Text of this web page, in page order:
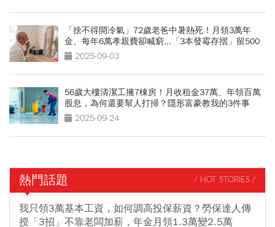
「捨不得開冷氣」72歲老爸中暑熱死！月領3萬年
金、每年6萬孝親費卻喊窮...「3本發霉存摺」留500
萬遺產啟示
2025-09-03
56歲大樓清潔工擁7棟房！月收租金37萬、年領百萬
股息，為何還要幫人打掃？隱形富豪教我的3件事
2025-09-24
熱門話題 / HOT STORIES /
我只領3萬基本工資，如何調高投保薪資？勞保達人傳
授「3招」不靠老闆加薪，年金月領1.3萬變2.5萬